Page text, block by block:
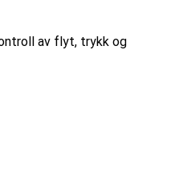
av flyt, trykk og